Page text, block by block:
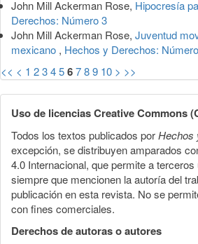
John Mill Ackerman Rose, Hipocresía
Derechos: Número 3
John Mill Ackerman Rose, Juventud
mexicano , Hechos y Derechos:
<< < 1 23456789 10 > >>
Uso de licencias Creative Commons
Todos los textos publicados porHechos
excepción, se distribuyen amparados
4.0 Internacional, que permite a
siempre que mencionen la autoría del
publicación en esta revista. No se
con fines comerciales.
Derechos de autoras o autores